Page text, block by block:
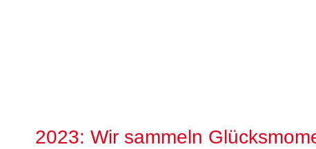
2023: Wir sammeln